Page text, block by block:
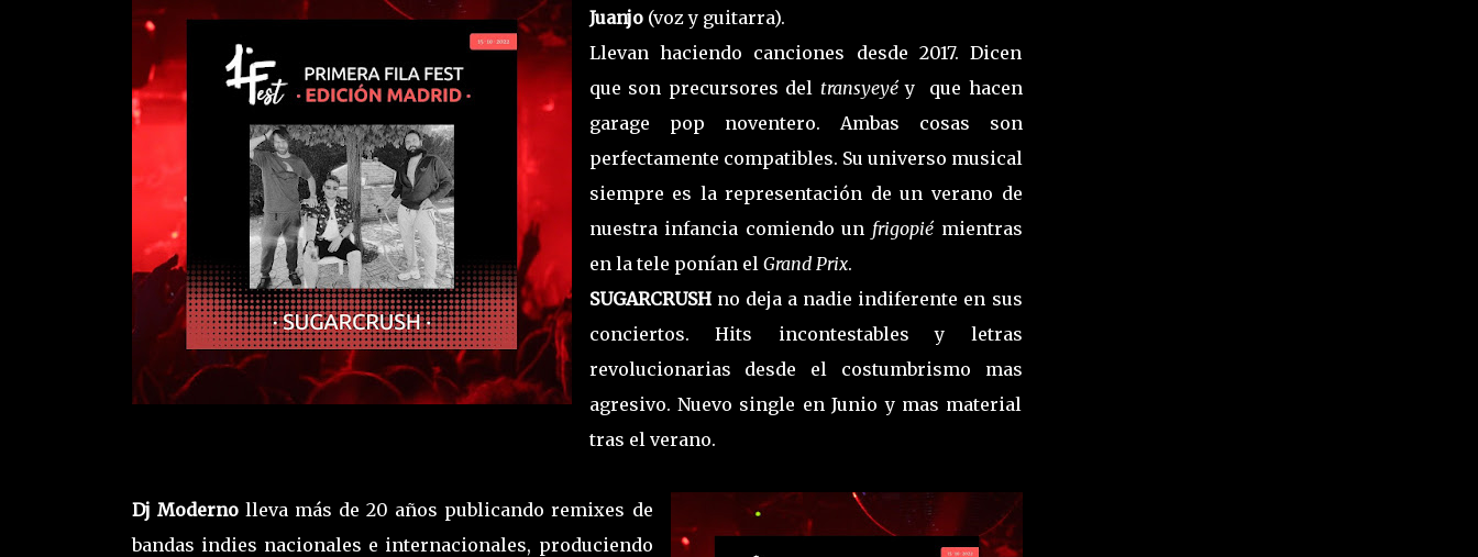
Juanjo (voz y guitarra).
Llevan haciendo canciones desde 2017. Dicen
que son precursores del transyeyéy que hacen
garage pop noventero. Ambas cosas son
perfectamente compatibles. Su universo musical
siempre es la representación de un verano de
nuestra infancia comiendo un frigopiémientras
en la tele ponían el Grand Prix.
SUGARCRUSH no deja a nadie indiferente en sus
conciertos. Hits incontestables y letras
revolucionarias desde el costumbrismo mas
agresivo. Nuevo single en Junio y mas material
tras el verano.
Dj Modernolleva más de 20 años publicando remixes de
bandas indies nacionales e internacionales, produciendo